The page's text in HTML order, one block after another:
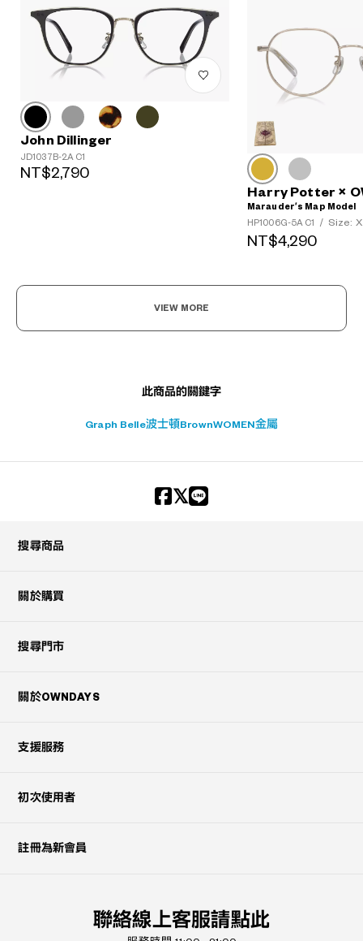
John Dillinger
JD1037B-2A C1
NT$2,790
Harry Potter ×
Marauder’s Map Model
HP1006G-5A C1
/ Size:
NT$4,290
VIEW MORE
此商品的關鍵字
Graph Belle波士頓BrownWOMEN金屬
搜尋商品
關於購買
搜尋門市
關於OWNDAYS
支援服務
初次使用者
註冊為新會員
聯絡線上客服請點此